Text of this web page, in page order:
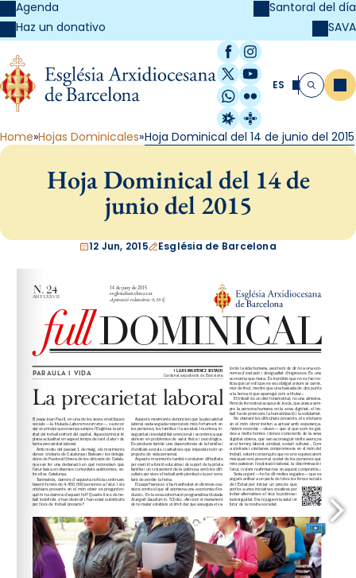
Agenda
Haz un donativo
Santoral del día
SAVA
Facebook
Instagram
X / Twitter
YouTube
WhatsApp
Flickr
Radio Estel
Catalunya
ES Buscar
Home Hojas Dominicales Hoja Dominical del 14 de junio del 2015
Hoja Dominical del 14 de
junio del 2015
12 Jun, 2015 Església de Barcelona